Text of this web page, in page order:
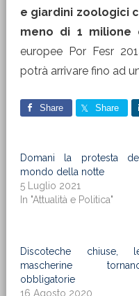
e giardini zoologici
meno di 1 milione
europee Por Fesr
potrà arrivare fino ad
Share Share
Domani la protesta del
mondo della notte
5 Luglio 2021
In "Attualità e Politica"
Discoteche chiuse,
mascherine
obbligatorie
16 Agosto 2020